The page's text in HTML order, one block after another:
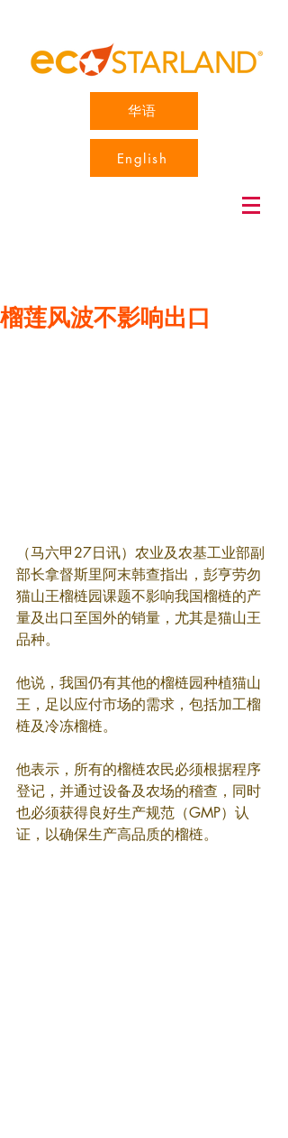
华语
English
榴莲风波不影响出口
（马六甲27日讯）农业及农基工业部副
部长拿督斯里阿末韩查指出，彭亨劳勿
猫山王榴梿园课题不影响我国榴梿的产
量及出口至国外的销量，尤其是猫山王
品种。
他说，我国仍有其他的榴梿园种植猫山
王，足以应付市场的需求，包括加工榴
梿及冷冻榴梿。
他表示，所有的榴梿农民必须根据程序
登记，并通过设备及农场的稽查，同时
也必须获得良好生产规范（GMP）认
证，以确保生产高品质的榴梿。